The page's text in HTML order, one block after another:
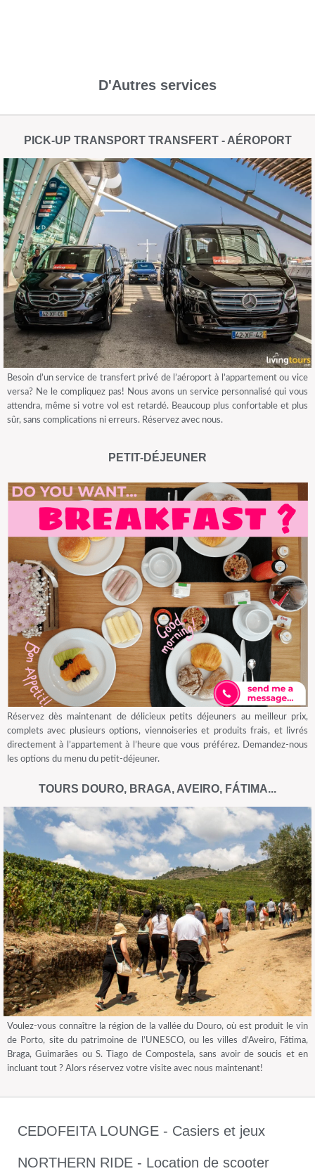
D'Autres services
PICK-UP TRANSPORT TRANSFERT - AÉROPORT
Besoin d’un service de transfert privé de l’aéroport à l’appartement ou vice
versa? Ne le compliquez pas! Nous avons un service personnalisé qui vous
attendra, même si votre vol est retardé. Beaucoup plus confortable et plus
sûr, sans complications ni erreurs. Réservez avec nous.
PETIT-DÉJEUNER
Réservez dès maintenant de délicieux petits déjeuners au meilleur prix,
complets avec plusieurs options, viennoiseries et produits frais, et livrés
directement à l’appartement à l’heure que vous préférez. Demandez-nous
les options du menu du petit-déjeuner.
TOURS DOURO, BRAGA, AVEIRO, FÁTIMA...
Voulez-vous connaître la région de la vallée du Douro, où est produit le vin
de Porto, site du patrimoine de l’UNESCO, ou les villes d’Aveiro, Fátima,
Braga, Guimarães ou S. Tiago de Compostela, sans avoir de soucis et en
incluant tout ? Alors réservez votre visite avec nous maintenant!
CEDOFEITA LOUNGE - Casiers et jeux
NORTHERN RIDE - Location de scooter